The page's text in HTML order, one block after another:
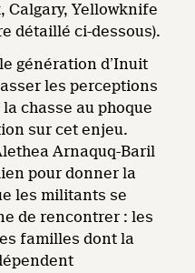
Calgary, Yellowknife
détaillé ci-dessous).
génération d’Inuit
les perceptions
chasse au phoque
sur cet enjeu.
Arnaquq-Baril
pour donner la
les militants se
de rencontrer : les
familles dont la